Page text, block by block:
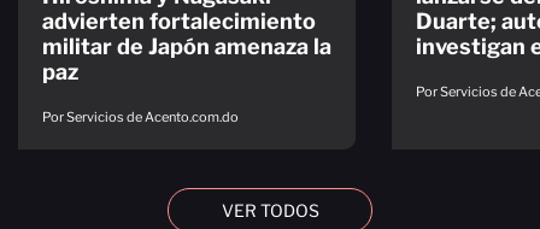
advierten fortalecimiento
militar de Japón amenaza la
paz
Por Servicios de Acento.com.do
Duarte;
investigan
Por Servicios de
VER TODOS